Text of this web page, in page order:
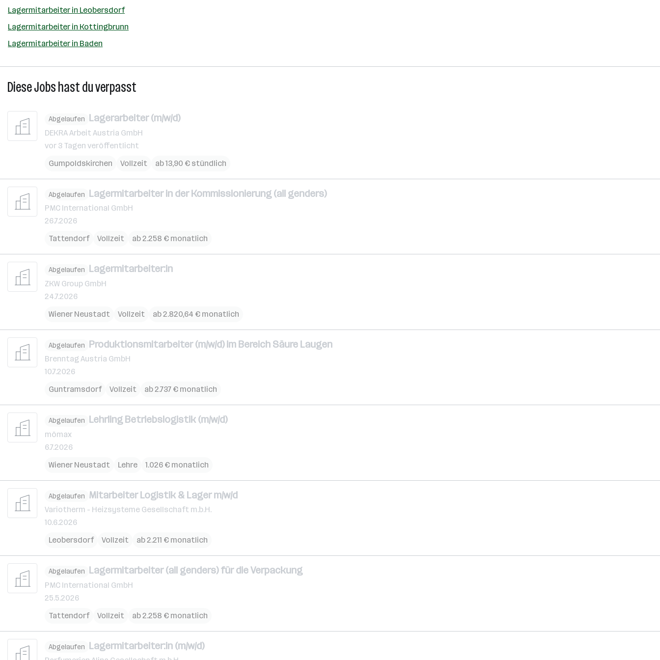
Lagermitarbeiter in Leobersdorf
Lagermitarbeiter in Kottingbrunn
Lagermitarbeiter in Baden
Diese Jobs hast du verpasst
Abgelaufen Lagerarbeiter (m/w/d)
DEKRA Arbeit Austria GmbH
vor 3 Tagen veröffentlicht
Gumpoldskirchen
Vollzeit ab 13,90 € stündlich
Abgelaufen Lagermitarbeiter in der Kommissionierung (all genders)
PMC International GmbH
26.7.2026
Tattendorf
Vollzeit ab 2.258 € monatlich
Abgelaufen Lagermitarbeiter:in
ZKW Group GmbH
24.7.2026
Wiener Neustadt
Vollzeit ab 2.820,64 € monatlich
Abgelaufen Produktionsmitarbeiter (m/w/d) im Bereich Säure Laugen
Brenntag Austria GmbH
10.7.2026
Guntramsdorf
Vollzeit ab 2.737 € monatlich
Abgelaufen Lehrling Betriebslogistik (m/w/d)
mömax
6.7.2026
Wiener Neustadt
Lehre 1.026 € monatlich
Abgelaufen Mitarbeiter Logistik & Lager m/w/d
Variotherm - Heizsysteme Gesellschaft m.b.H.
10.6.2026
Leobersdorf
Vollzeit ab 2.211 € monatlich
Abgelaufen Lagermitarbeiter (all genders) für die Verpackung
PMC International GmbH
25.5.2026
Tattendorf
Vollzeit ab 2.258 € monatlich
Abgelaufen Lagermitarbeiter:in (m/w/d)